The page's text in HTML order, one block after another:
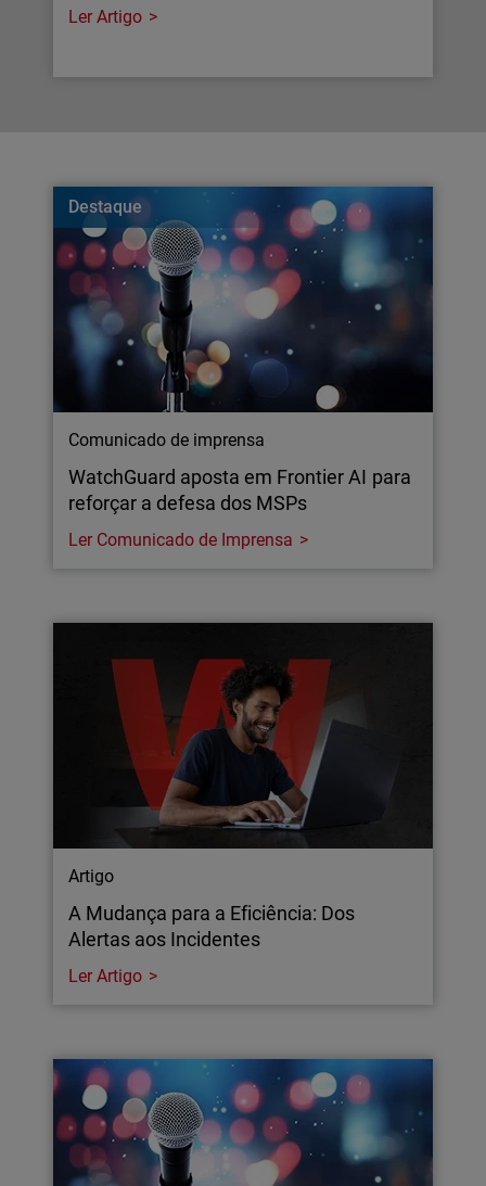
Ler Artigo
Destaque
Comunicado de imprensa
WatchGuard aposta em Frontier AI para
reforçar a defesa dos MSPs
Ler Comunicado de Imprensa
Artigo
A Mudança para a Eficiência: Dos
Alertas aos Incidentes
Ler Artigo